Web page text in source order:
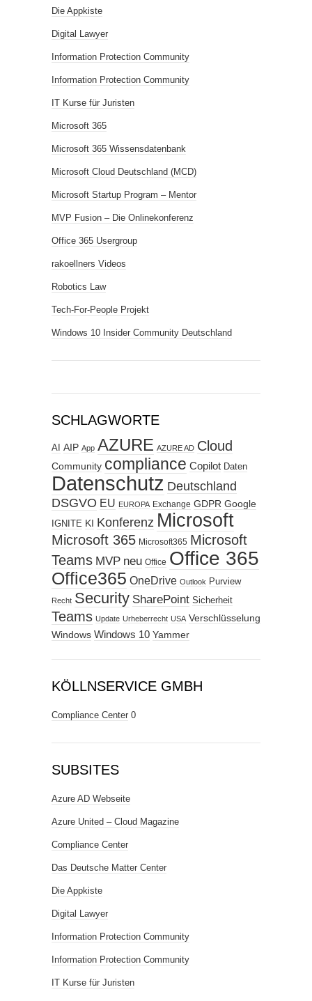
Die Appkiste
Digital Lawyer
Information Protection Community
Information Protection Community
IT Kurse für Juristen
Microsoft 365
Microsoft 365 Wissensdatenbank
Microsoft Cloud Deutschland (MCD)
Microsoft Startup Program – Mentor
MVP Fusion – Die Onlinekonferenz
Office 365 Usergroup
rakoellners Videos
Robotics Law
Tech-For-People Projekt
Windows 10 Insider Community Deutschland
SCHLAGWORTE
AI AIP App AZURE AZURE AD Cloud
Community compliance Copilot Daten
Datenschutz Deutschland
DSGVO EU EUROPA Exchange GDPR Google
IGNITE KI Konferenz Microsoft
Microsoft 365 Microsoft365 Microsoft
Teams MVP neu Office Office 365
Office365 OneDrive Outlook Purview
Recht Security SharePoint Sicherheit
Teams Update Urheberrecht USA Verschlüsselung
Windows Windows 10 Yammer
KÖLLNSERVICE GMBH
Compliance Center 0
SUBSITES
Azure AD Webseite
Azure United – Cloud Magazine
Compliance Center
Das Deutsche Matter Center
Die Appkiste
Digital Lawyer
Information Protection Community
Information Protection Community
IT Kurse für Juristen